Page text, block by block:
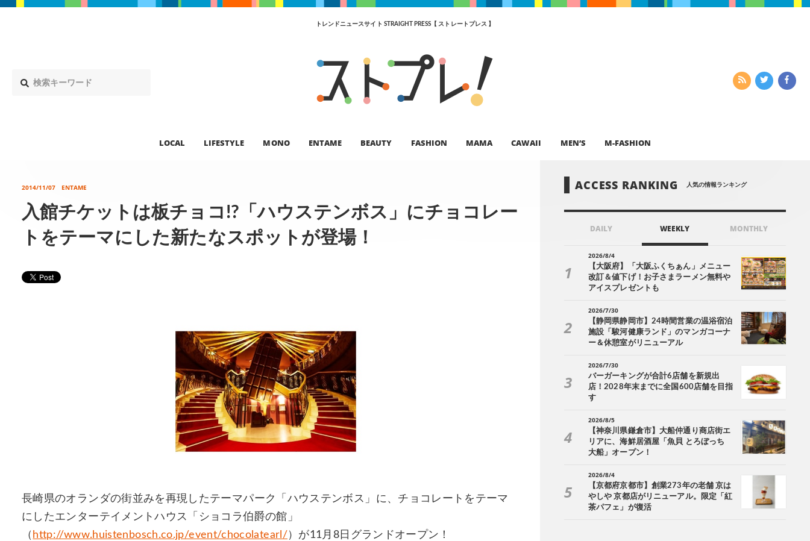
トレンドニュースサイト STRAIGHT PRESS【 ストレートプレス 】
LOCAL LIFESTYLE MONO ENTAME BEAUTY FASHION MAMA CAWAII MEN’S M-FASHION
2014/11/07 ENTAME
入館チケットは板チョコ!?「ハウステンボス」にチョコレー
トをテーマにした新たなスポットが登場！
長崎県のオランダの街並みを再現したテーマパーク「ハウステンボス」に、チョコレートをテーマ
にしたエンターテイメントハウス「ショコラ伯爵の館」
（ http://www.huistenbosch.co.jp/event/chocolatearl/ ）が11月8日グランドオープン！
ACCESS RANKING 人気の情報ランキング
DAILY WEEKLY MONTHLY
2026/8/4
【大阪府】「大阪ふくちぁん」メニュー
改訂＆値下げ！お子さまラーメン無料や
アイスプレゼントも
2026/7/30
【静岡県静岡市】24時間営業の温浴宿泊
施設「駿河健康ランド」のマンガコーナ
ー＆休憩室がリニューアル
2026/7/30
バーガーキングが合計6店舗を新規出
店！2028年末までに全国600店舗を目指
す
2026/8/5
【神奈川県鎌倉市】大船仲通り商店街エ
リアに、海鮮居酒屋「魚貝 とろぼっち
大船」オープン！
2026/8/4
【京都府京都市】創業273年の老舗 京は
やしや 京都店がリニューアル。限定「紅
茶パフェ」が復活